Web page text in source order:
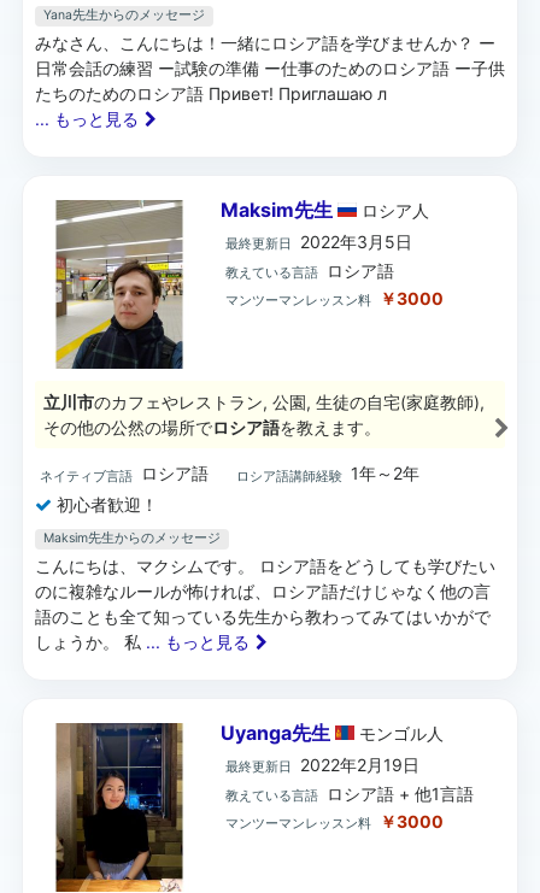
Yana先生からのメッセージ
みなさん、こんにちは！一緒にロシア語を学びませんか？ ー
日常会話の練習 ー試験の準備 ー仕事のためのロシア語 ー子供
たちのためのロシア語 Привет! Приглашаю л
... もっと見る
Maksim先生 ロシア 人
最終更新日 2022年3月5日
教えている言語 ロシア語
マンツーマンレッスン料 ￥3000
立川市のカフェやレストラン, 公園, 生徒の自宅(家庭教師),
その他の公然の場所でロシア語を教えます。
ネイティブ言語 ロシア語 ロシア語講師経験 1年～2年
初心者歓迎！
Maksim先生からのメッセージ
こんにちは、マクシムです。 ロシア語をどうしても学びたい
のに複雑なルールが怖ければ、ロシア語だけじゃなく他の言
語のことも全て知っている先生から教わってみてはいかがで
しょうか。 私 ... もっと見る
Uyanga先生 モンゴル人
最終更新日 2022年2月19日
教えている言語 ロシア語 + 他1言語
マンツーマンレッスン料 ￥3000